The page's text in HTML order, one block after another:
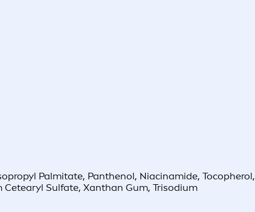
Palmitate, Panthenol, Niacinamide, Tocopherol,
Sulfate, Xanthan Gum, Trisodium